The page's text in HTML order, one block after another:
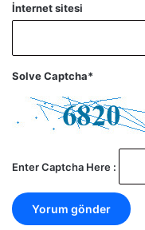
İnternet sitesi
Solve Captcha*
Enter Captcha Here :